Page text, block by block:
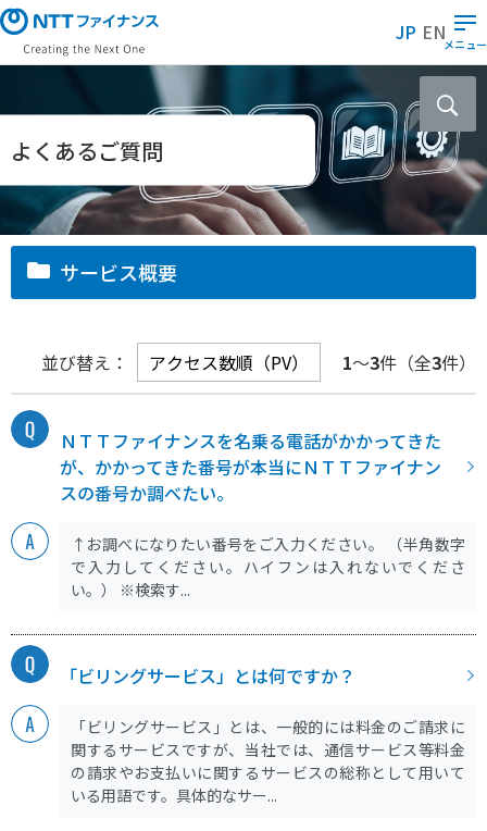
メ
イ
ン
ン
ン
ツ
ス
ッ
JP ENメニュー
よくあるご質問
サービス概要
並び替え： 1～3件（全3件）
ＮＴＴファイナンスを名乗る電話がかかってきた
が、かかってきた番号が本当にＮＴＴファイナン
スの番号か調べたい。
↑お調べになりたい番号をご入力ください。 （半角数字
で入力してください。ハイフンは入れないでくださ
い。） ※検索す...
「ビリングサービス」とは何ですか？
「ビリングサービス」とは、一般的には料金のご請求に
関するサービスですが、当社では、通信サービス等料金
の請求やお支払いに関するサービスの総称として用いて
いる用語です。具体的なサー...